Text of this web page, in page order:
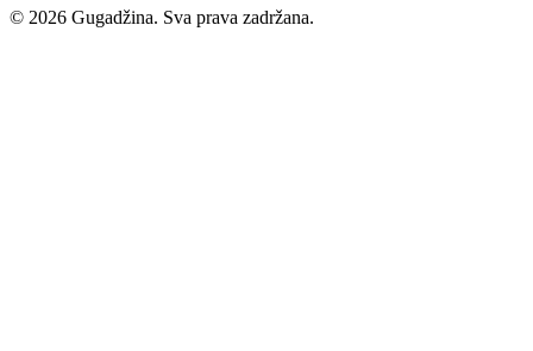
© 2026 Gugadžina. Sva prava zadržana.